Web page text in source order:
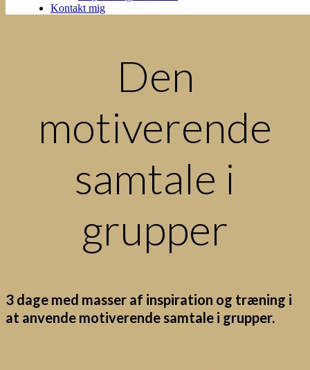
Kontakt mig
Den
motiverende
samtale i
grupper
3 dage med masser af inspiration og træning i
at anvende motiverende samtale i grupper.